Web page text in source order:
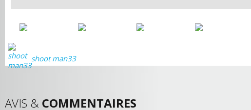
shoot man33
AVIS & COMMENTAIRES